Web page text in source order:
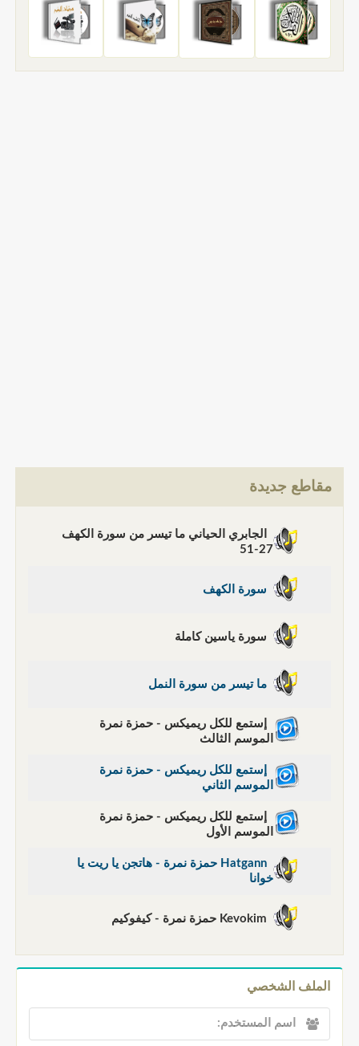
مقاطع جديدة
الجابري الحياني ما تيسر من سورة الكهف
27-51
سورة الكهف
سورة ياسين كاملة
ما تيسر من سورة النمل
إستمع للكل ريميكس - حمزة نمرة
الموسم الثالث
إستمع للكل ريميكس - حمزة نمرة
الموسم الثاني
إستمع للكل ريميكس - حمزة نمرة
الموسم الأول
Hatgann حمزة نمرة - هاتجن يا ريت يا
خوانا
الملف الشخصي